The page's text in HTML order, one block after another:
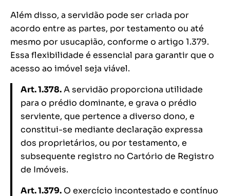
Além disso, a servidão pode ser criada por
acordo entre as partes, por testamento ou até
mesmo por usucapião, conforme o artigo 1.379.
Essa flexibilidade é essencial para garantir que o
acesso ao imóvel seja viável.
Art. 1.378.A servidão proporciona utilidade
para o prédio dominante, e grava o prédio
serviente, que pertence a diverso dono, e
constitui-se mediante declaração expressa
dos proprietários, ou por testamento, e
subsequente registro no Cartório de Registro
de Imóveis.
Art. 1.379. O exercício incontestado e contínuo